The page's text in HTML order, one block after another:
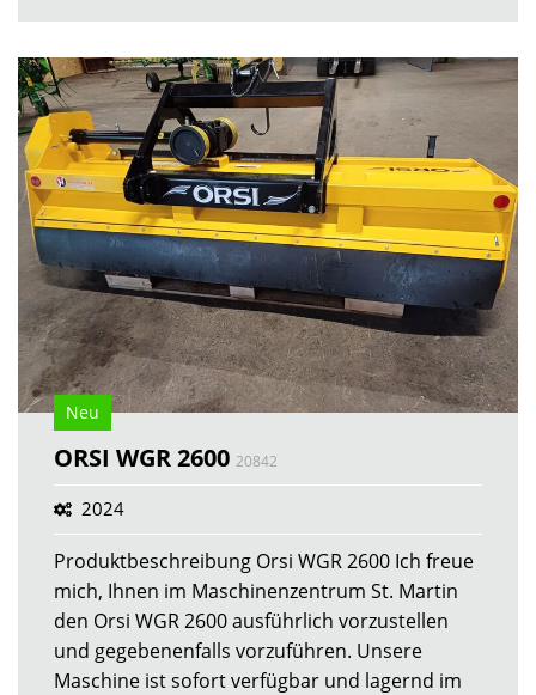
Neu
ORSI WGR 2600 20842
2024
Produktbeschreibung Orsi WGR 2600 Ich freue
mich, Ihnen im Maschinenzentrum St. Martin
den Orsi WGR 2600 ausführlich vorzustellen
und gegebenenfalls vorzuführen. Unsere
Maschine ist sofort verfügbar und lagernd im